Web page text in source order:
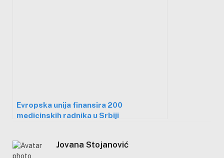
Evropska unija finansira 200
medicinskih radnika u Srbiji
Jovana Stojanović